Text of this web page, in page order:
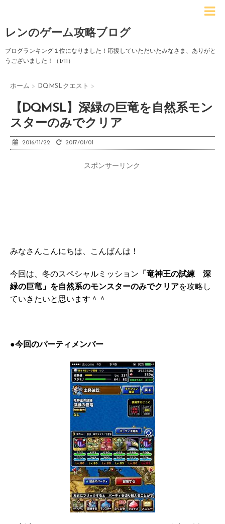
レンのゲーム攻略ブログ
ブログランキング１位になりました！応援していただいたみなさま、ありがと
うございました！（1/11）
ホーム > DQMSLクエスト >
【DQMSL】深緑の巨竜を自然系モン
スターのみでクリア
2016/11/22 2017/01/01
スポンサーリンク
みなさんこんにちは、こんばんは！
今回は、冬のスペシャルミッション 「竜神王の試練 深
緑の巨竜」を自然系のモンスターのみでクリアを攻略し
ていきたいと思います＾＾
●今回のパーティメンバー